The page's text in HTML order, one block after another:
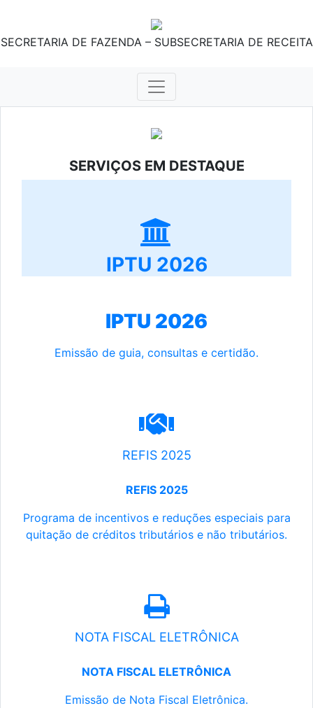
SECRETARIA DE FAZENDA – SUBSECRETARIA DE RECEITA
SERVIÇOS EM DESTAQUE
IPTU 2026
IPTU 2026
Emissão de guia, consultas e certidão.
REFIS 2025
REFIS 2025
Programa de incentivos e reduções especiais para
quitação de créditos tributários e não tributários.
NOTA FISCAL ELETRÔNICA
NOTA FISCAL ELETRÔNICA
Emissão de Nota Fiscal Eletrônica.